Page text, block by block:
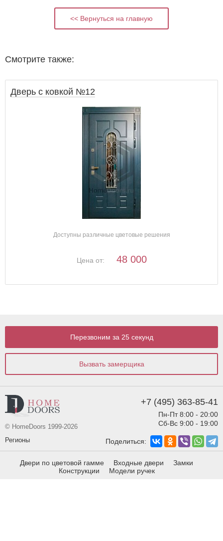
<< Вернуться на главную
Смотрите также:
Дверь с ковкой №12
Доступны различные цветовые решения
Цена от: 48 000
Перезвоним за 25 секунд
Вызвать замерщика
© HomeDoors 1999-2026
Регионы
Двери по цветовой гамме Входные двери
Замки
Конструкции
Модели ручек
+7 (495) 363-85-41
Пн-Пт 8:00 - 20:00
Сб-Вс 9:00 - 19:00
Поделиться: